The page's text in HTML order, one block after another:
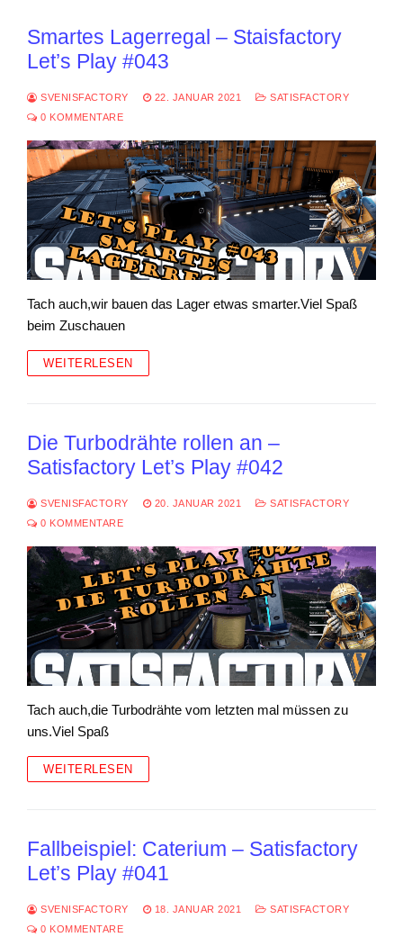
Smartes Lagerregal – Staisfactory
Let’s Play #043
SVENISFACTORY 22. JANUAR 2021
SATISFACTORY
0 KOMMENTARE
Tach auch,wir bauen das Lager etwas smarter.Viel Spaß
beim Zuschauen
WEITERLESEN
Die Turbodrähte rollen an –
Satisfactory Let’s Play #042
SVENISFACTORY 20. JANUAR 2021
SATISFACTORY
0 KOMMENTARE
Tach auch,die Turbodrähte vom letzten mal müssen zu
uns.Viel Spaß
WEITERLESEN
Fallbeispiel: Caterium – Satisfactory
Let’s Play #041
SVENISFACTORY 18. JANUAR 2021
SATISFACTORY
0 KOMMENTARE